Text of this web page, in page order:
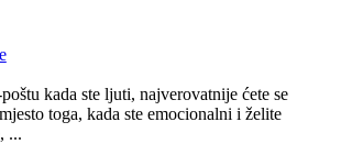
kada ste ljuti, najverovatnije ćete se
toga, kada ste emocionalni i želite
...